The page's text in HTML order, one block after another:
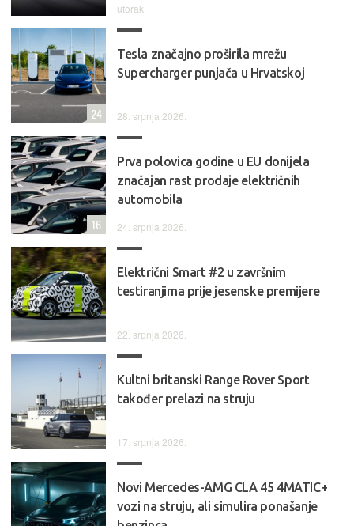
utorak
Tesla značajno proširila mrežu
Supercharger punjača u Hrvatskoj
28. srpnja 2026.
24
Prva polovica godine u EU donijela
značajan rast prodaje električnih
automobila
24. srpnja 2026.
16
Električni Smart #2 u završnim
testiranjima prije jesenske premijere
22. srpnja 2026.
Kultni britanski Range Rover Sport
također prelazi na struju
17. srpnja 2026.
Novi Mercedes-AMG CLA 45 4MATIC+
vozi na struju, ali simulira ponašanje